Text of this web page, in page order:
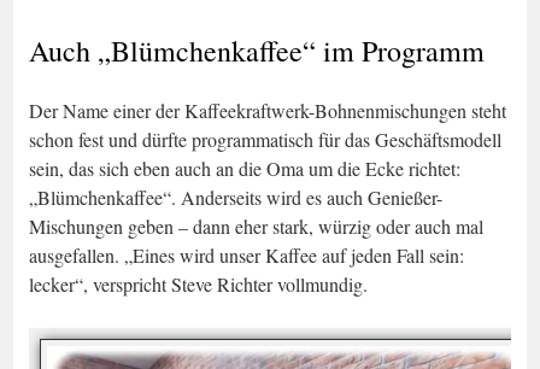
Auch „Blümchenkaffee“ im Programm
Der Name einer der Kaffeekraftwerk-Bohnenmischungen steht
schon fest und dürfte programmatisch für das Geschäftsmodell
sein, das sich eben auch an die Oma um die Ecke richtet:
„Blümchenkaffee“. Anderseits wird es auch Genießer-
Mischungen geben – dann eher stark, würzig oder auch mal
ausgefallen. „Eines wird unser Kaffee auf jeden Fall sein:
lecker“, verspricht Steve Richter vollmundig.